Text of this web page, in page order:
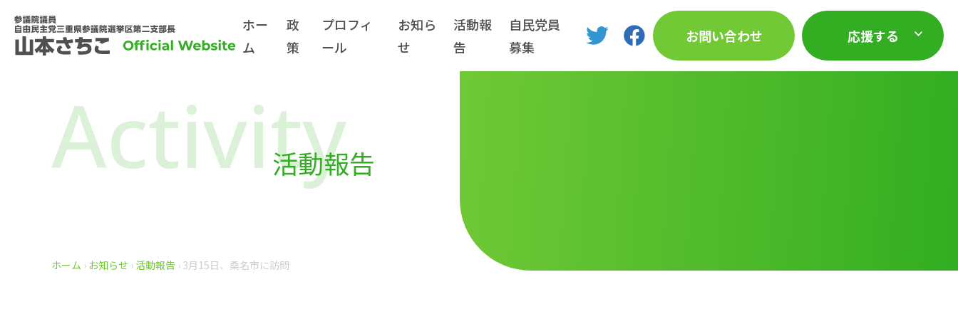
ホー
ム
政
策
プロフィ
ール
お知ら
せ
活動報
告
自民党員
募集
お問い合わせ 応援する
Activity
活動報告
ホーム › お知らせ › 活動報告 › 3月15日、桑名市に訪問